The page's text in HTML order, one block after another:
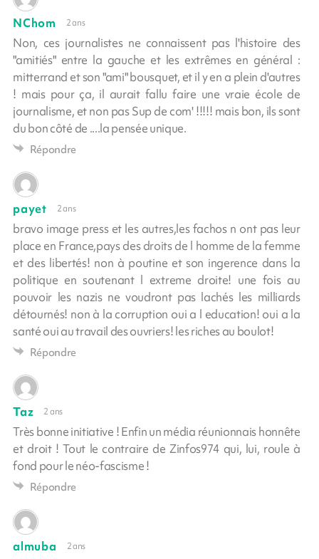
NChom 2 ans
Non, ces journalistes ne connaissent pas l'histoire des
"amitiés" entre la gauche et les extrêmes en général :
mitterrand et son "ami" bousquet, et il y en a plein d'autres
! mais pour ça, il aurait fallu faire une vraie école de
journalisme, et non pas Sup de com' !!!!! mais bon, ils sont
du bon côté de ....la pensée unique.
Répondre
payet 2 ans
bravo image press et les autres,les fachos n ont pas leur
place en France,pays des droits de l homme de la femme
et des libertés! non à poutine et son ingerence dans la
politique en soutenant l extreme droite! une fois au
pouvoir les nazis ne voudront pas lachés les milliards
détournés! non à la corruption oui a l education! oui a la
santé oui au travail des ouvriers! les riches au boulot!
Répondre
Taz 2 ans
Très bonne initiative ! Enfin un média réunionnais honnête
et droit ! Tout le contraire de Zinfos974 qui, lui, roule à
fond pour le néo-fascisme !
Répondre
almuba 2 ans